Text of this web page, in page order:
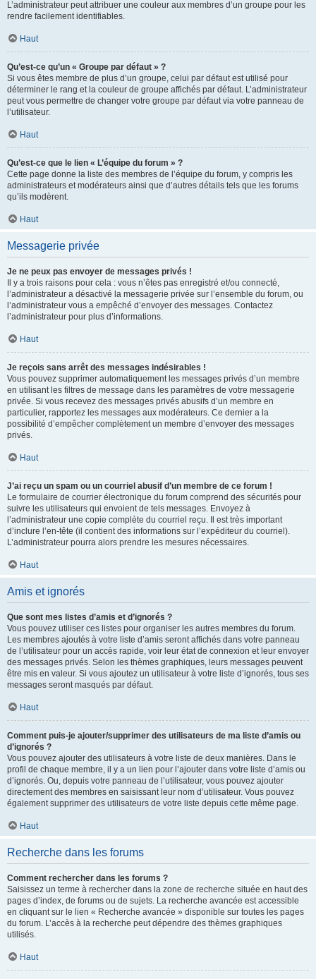
L’administrateur peut attribuer une couleur aux membres d’un groupe pour les
rendre facilement identifiables.
Haut
Qu’est-ce qu’un « Groupe par défaut » ?
Si vous êtes membre de plus d’un groupe, celui par défaut est utilisé pour
déterminer le rang et la couleur de groupe affichés par défaut. L’administrateur
peut vous permettre de changer votre groupe par défaut via votre panneau de
l’utilisateur.
Haut
Qu’est-ce que le lien « L’équipe du forum » ?
Cette page donne la liste des membres de l’équipe du forum, y compris les
administrateurs et modérateurs ainsi que d’autres détails tels que les forums
qu’ils modèrent.
Haut
Messagerie privée
Je ne peux pas envoyer de messages privés !
Il y a trois raisons pour cela : vous n’êtes pas enregistré et/ou connecté,
l’administrateur a désactivé la messagerie privée sur l’ensemble du forum, ou
l’administrateur vous a empêché d’envoyer des messages. Contactez
l’administrateur pour plus d’informations.
Haut
Je reçois sans arrêt des messages indésirables !
Vous pouvez supprimer automatiquement les messages privés d’un membre
en utilisant les filtres de message dans les paramètres de votre messagerie
privée. Si vous recevez des messages privés abusifs d’un membre en
particulier, rapportez les messages aux modérateurs. Ce dernier a la
possibilité d’empêcher complètement un membre d’envoyer des messages
privés.
Haut
J’ai reçu un spam ou un courriel abusif d’un membre de ce forum !
Le formulaire de courrier électronique du forum comprend des sécurités pour
suivre les utilisateurs qui envoient de tels messages. Envoyez à
l’administrateur une copie complète du courriel reçu. Il est très important
d’inclure l’en-tête (il contient des informations sur l’expéditeur du courriel).
L’administrateur pourra alors prendre les mesures nécessaires.
Haut
Amis et ignorés
Que sont mes listes d’amis et d’ignorés ?
Vous pouvez utiliser ces listes pour organiser les autres membres du forum.
Les membres ajoutés à votre liste d’amis seront affichés dans votre panneau
de l’utilisateur pour un accès rapide, voir leur état de connexion et leur envoyer
des messages privés. Selon les thèmes graphiques, leurs messages peuvent
être mis en valeur. Si vous ajoutez un utilisateur à votre liste d’ignorés, tous ses
messages seront masqués par défaut.
Haut
Comment puis-je ajouter/supprimer des utilisateurs de ma liste d’amis ou
d’ignorés ?
Vous pouvez ajouter des utilisateurs à votre liste de deux manières. Dans le
profil de chaque membre, il y a un lien pour l’ajouter dans votre liste d’amis ou
d’ignorés. Ou, depuis votre panneau de l’utilisateur, vous pouvez ajouter
directement des membres en saisissant leur nom d’utilisateur. Vous pouvez
également supprimer des utilisateurs de votre liste depuis cette même page.
Haut
Recherche dans les forums
Comment rechercher dans les forums ?
Saisissez un terme à rechercher dans la zone de recherche située en haut des
pages d’index, de forums ou de sujets. La recherche avancée est accessible
en cliquant sur le lien « Recherche avancée » disponible sur toutes les pages
du forum. L’accès à la recherche peut dépendre des thèmes graphiques
utilisés.
Haut